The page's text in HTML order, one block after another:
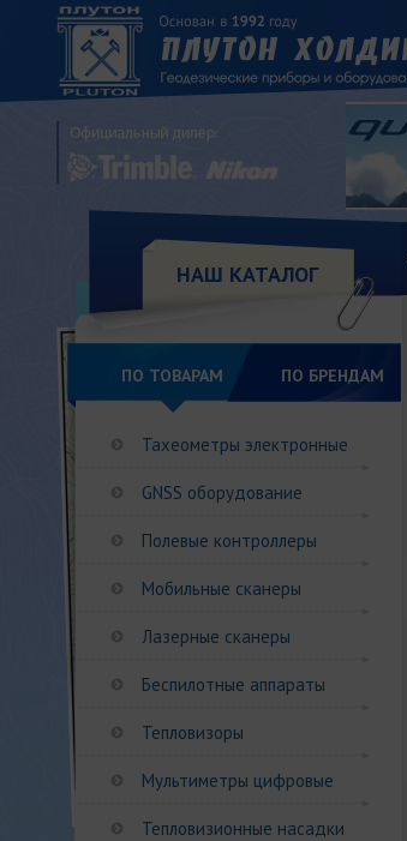
НАШ КАТАЛОГ
ПО ТОВАРАМ ПО БРЕНДАМ
Тахеометры электронные
GNSS оборудование
Полевые контроллеры
Мобильные сканеры
Лазерные сканеры
Беспилотные аппараты
Тепловизоры
Мультиметры цифровые
Тепловизионные насадки